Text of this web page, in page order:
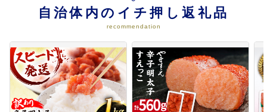
自治体内のイチ押し返礼品
recommendation